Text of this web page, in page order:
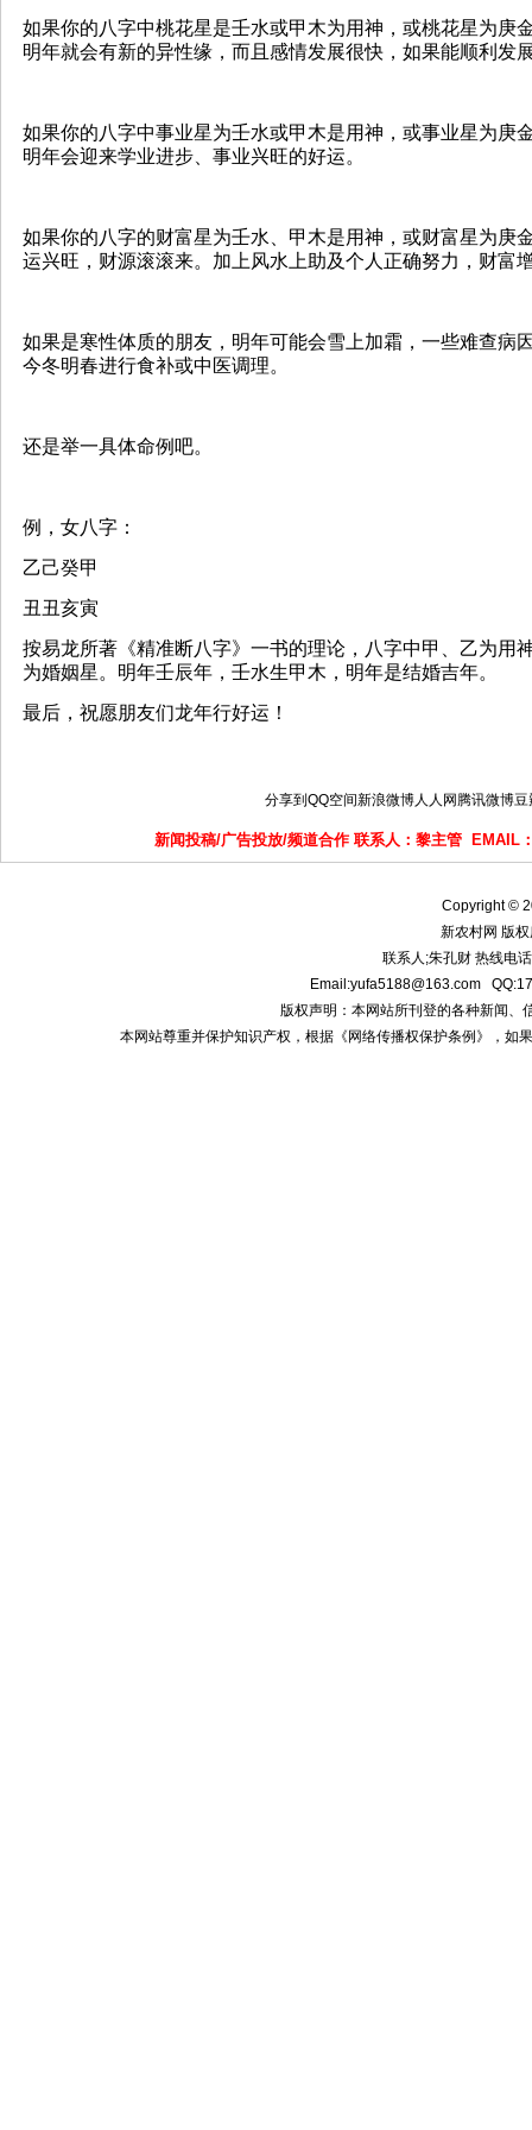
如果你的八字中桃花星是壬水或甲木为用神，或桃花星为庚
明年就会有新的异性缘，而且感情发展很快，如果能顺利发
如果你的八字中事业星为壬水或甲木是用神，或事业星为庚
明年会迎来学业进步、事业兴旺的好运。
如果你的八字的财富星为壬水、甲木是用神，或财富星为庚
运兴旺，财源滚滚来。加上风水上助及个人正确努力，财富
如果是寒性体质的朋友，明年可能会雪上加霜，一些难查病
今冬明春进行食补或中医调理。
还是举一具体命例吧。
例，女八字：
乙己癸甲
丑丑亥寅
按易龙所著《精准断八字》一书的理论，八字中甲、乙为用
为婚姻星。明年壬辰年，壬水生甲木，明年是结婚吉年。
最后，祝愿朋友们龙年行好运！
分享到 QQ空间新浪微博人人网 腾讯微博豆
新闻投稿/广告投放/频道合作 联系人：黎主管 EMAIL
Copyright ©
新农村网 版
联系人;朱孔财 热线电
Email:yufa5188@163.com
版权声明：本网站所刊登的各种新闻、
本网站尊重并保护知识产权，根据《网络传播权保护条例》，如